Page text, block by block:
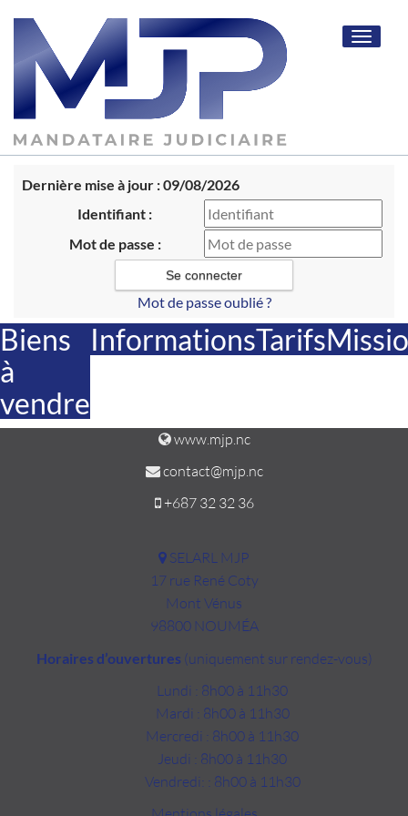
Toggle
Dernière mise à jour : 09/08/2026
Identifiant :
Mot de passe :
Mot de passe oublié ?
Biens
à
vendre
InformationsTarifs
www.mjp.nc
contact@mjp.nc
+687 32 32 36
SELARL MJP
17 rue René Coty
Mont Vénus
98800 NOUMÉA
Horaires d’ouvertures (uniquement sur rendez-vous)
Lundi : 8h00 à 11h30
Mardi : 8h00 à 11h30
Mercredi : 8h00 à 11h30
Jeudi : 8h00 à 11h30
Vendredi: : 8h00 à 11h30